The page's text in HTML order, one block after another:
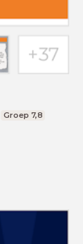
Groep 7,8